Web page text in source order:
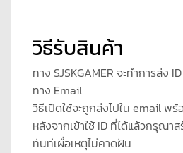
วิธีรับสินค้า
ทาง SJSKGAMER จะทำการส่ง
ทาง Email
วิธีเปิดใช้จะถูกส่งไปใน email พ
หลังจากเข้าใช้ ID ที่ได้แล้วกรุณา
ทันทีเผื่อเหตุไม่คาดฝัน